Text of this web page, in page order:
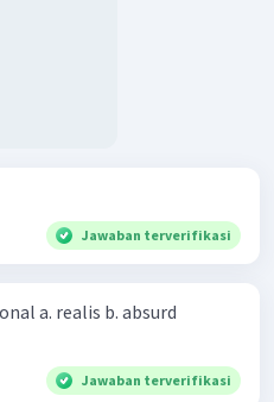
Jawaban terverifikasi
a. realis b. absurd
Jawaban terverifikasi